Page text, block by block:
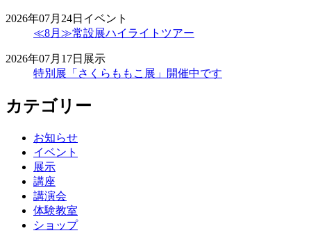
2026年07月24日 イベント
≪8月≫常設展ハイライトツアー
2026年07月17日 展示
特別展「さくらももこ展」開催中です
カテゴリー
お知らせ
イベント
展示
講座
講演会
体験教室
ショップ